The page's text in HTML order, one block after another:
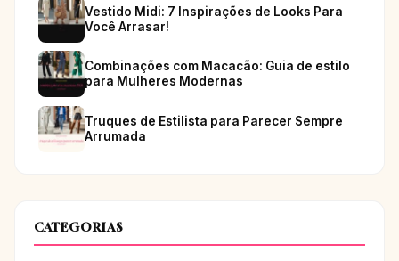
Vestido Midi: 7 Inspirações de Looks Para
Você Arrasar!
Combinações com Macacão: Guia de estilo
para Mulheres Modernas
Truques de Estilista para Parecer Sempre
Arrumada
CATEGORIAS